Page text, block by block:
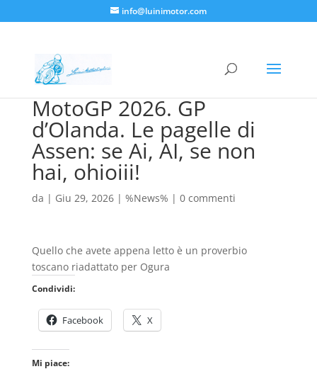
info@luinimotor.com
MotoGP 2026. GP
d’Olanda. Le pagelle di
Assen: se Ai, AI, se non
hai, ohioiii!
da | Giu 29, 2026| %News% | 0 commenti
Quello che avete appena letto è un proverbio
toscano riadattato per Ogura
Condividi:
Facebook X
Mi piace: